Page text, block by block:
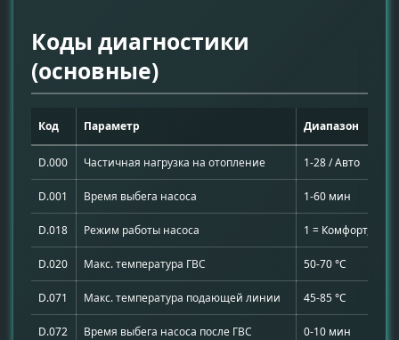
Коды диагностики
(основные)
Код Параметр Диапазон
D.000 Частичная нагрузка на отопление 1-28 / Авто
D.001 Время выбега насоса 1-60 мин
D.018 Режим работы насоса 1 = Комфорт, 3 =
D.020 Макс. температура ГВС 50-70 °C
D.071 Макс. температура подающей линии 45-85 °C
D.072 Время выбега насоса после ГВС 0-10 мин